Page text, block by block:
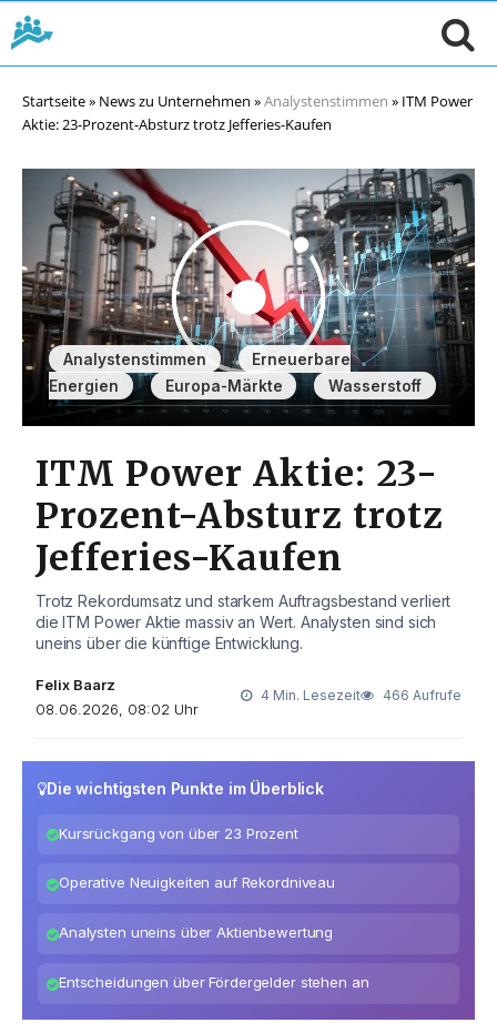
Startseite» News zu Unternehmen »Analystenstimmen » ITM Power
Aktie: 23-Prozent-Absturz trotz Jefferies-Kaufen
Analystenstimmen ,
Erneuerbare
Energien
, Europa-Märkte , Wasserstoff
ITM Power Aktie: 23-
Prozent-Absturz trotz
Jefferies-Kaufen
Trotz Rekordumsatz und starkem Auftragsbestand verliert
die ITM Power Aktie massiv an Wert. Analysten sind sich
uneins über die künftige Entwicklung.
Felix Baarz
08.06.2026, 08:02 Uhr
4 Min. Lesezeit 466 Aufrufe
Die wichtigsten Punkte im Überblick
Kursrückgang von über 23 Prozent
Operative Neuigkeiten auf Rekordniveau
Analysten uneins über Aktienbewertung
Entscheidungen über Fördergelder stehen an